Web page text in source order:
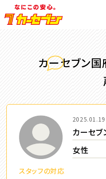
カーセブン
2025.01.19
カーセブ
女性
スタッフの対応